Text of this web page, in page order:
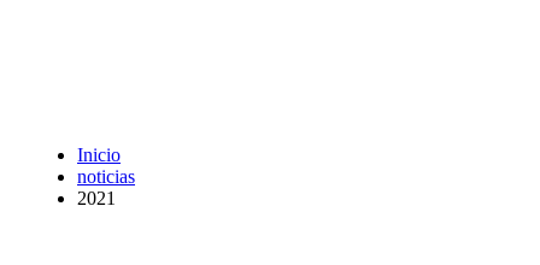
Inicio
noticias
2021